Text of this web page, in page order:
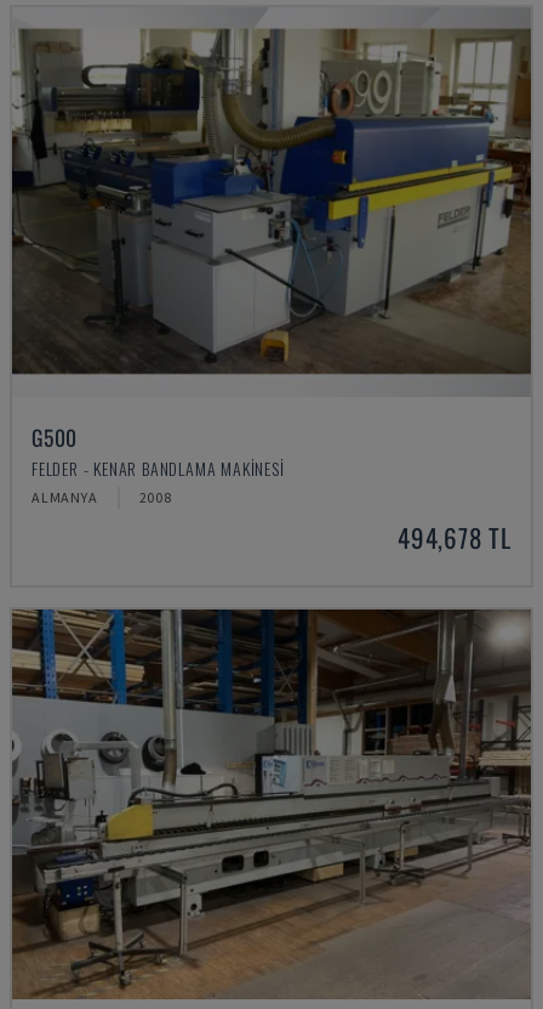
G500
FELDER - KENAR BANDLAMA MAKINESI
ALMANYA 2008
494,678 TL